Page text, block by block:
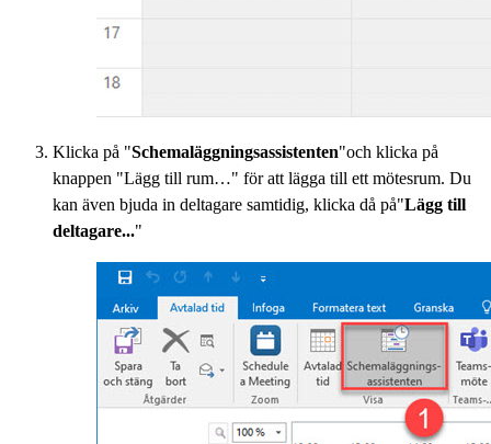
Klicka på "Schemaläggningsassistenten"och klicka på
knappen "Lägg till rum…" för att lägga till ett mötesrum. Du
kan även bjuda in deltagare samtidig, klicka då på"Lägg till
deltagare..."